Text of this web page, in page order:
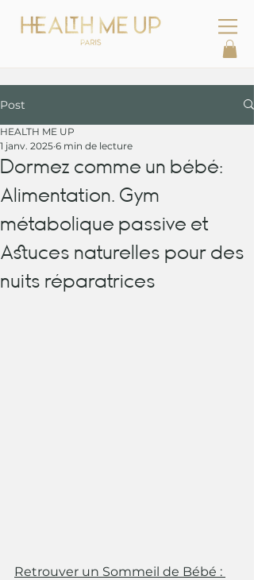
Post
Dormez comme un bébé:
Alimentation. Gym
métabolique passive et
Astuces naturelles pour des
nuits réparatrices
HEALTH ME UP
1 janv. 2025 6 min de lecture
Retrouver un Sommeil de Bébé :